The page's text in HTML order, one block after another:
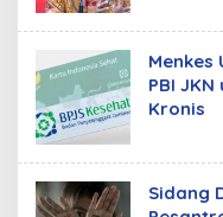
Menkes
PBI
Kronis
Sidang